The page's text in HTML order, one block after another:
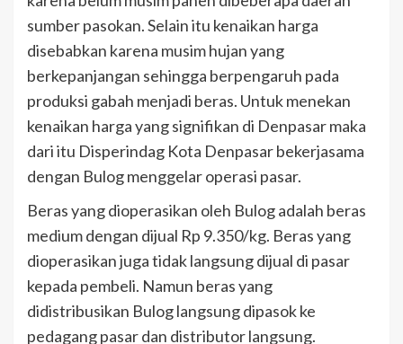
sumber pasokan. Selain itu kenaikan harga
disebabkan karena musim hujan yang
berkepanjangan sehingga berpengaruh pada
produksi gabah menjadi beras. Untuk menekan
kenaikan harga yang signifikan di Denpasar maka
dari itu Disperindag Kota Denpasar bekerjasama
dengan Bulog menggelar operasi pasar.
Beras yang dioperasikan oleh Bulog adalah beras
medium dengan dijual Rp 9.350/kg. Beras yang
dioperasikan juga tidak langsung dijual di pasar
kepada pembeli. Namun beras yang
didistribusikan Bulog langsung dipasok ke
pedagang pasar dan distributor langsung.